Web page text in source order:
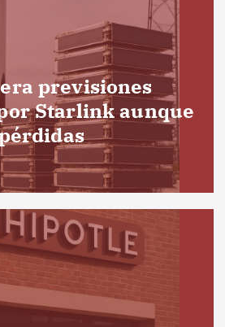
previsiones
Starlink aunque